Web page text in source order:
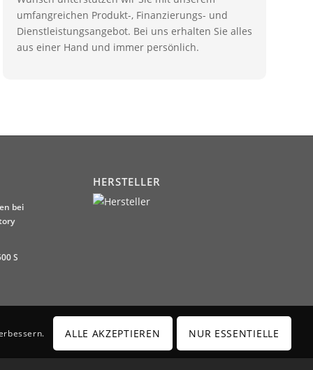
umfangreichen Produkt-, Finanzierungs- und
Dienstleistungsangebot. Bei uns erhalten Sie alles
aus einer Hand und immer persönlich.
bei
S
HERSTELLER
ALLE AKZEPTIEREN NUR ESSENTIELLE